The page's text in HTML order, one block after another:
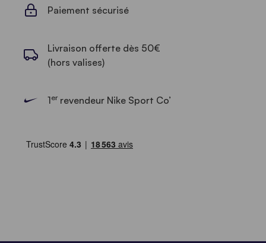
Paiement sécurisé
Livraison offerte dès 50€
(hors valises)
1errevendeur Nike Sport Co’